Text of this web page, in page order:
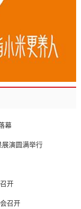
幕
演圆满举行
开
召开